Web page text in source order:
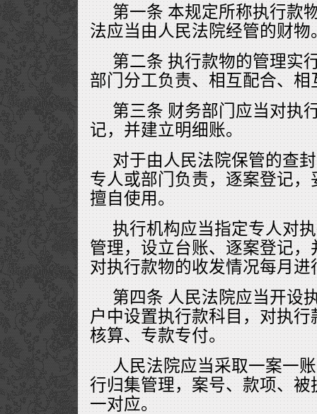
第一条 本规定所称执行款
法应当由人民法院经管的财物
第二条 执行款物的管理实
部门分工负责、相互配合、相
第三条 财务部门应当对执
记，并建立明细账。
对于由人民法院保管的查
专人或部门负责，逐案登记
擅自使用。
执行机构应当指定专人对
管理，设立台账、逐案登记
对执行款物的收发情况每月进
第四条 人民法院应当开设
户中设置执行款科目，对执
核算、专款专付。
人民法院应当采取一案一
行归集管理，案号、款项、
一对应。